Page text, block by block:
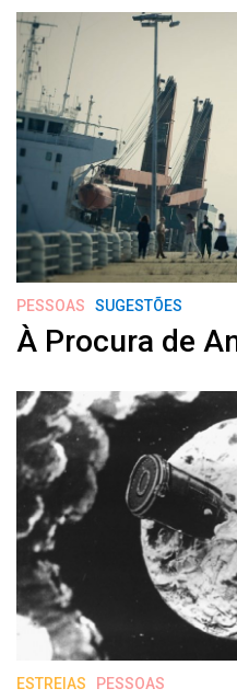
PESSOAS SUGESTÕES
À Procura de
ESTREIAS PESSOAS